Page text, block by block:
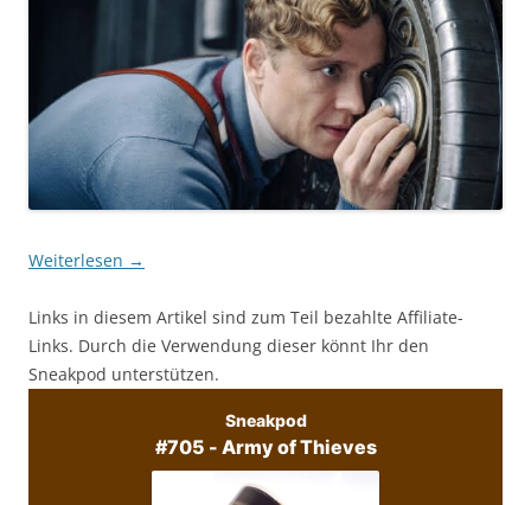
Weiterlesen →
Links in diesem Artikel sind zum Teil bezahlte Affiliate-
Links. Durch die Verwendung dieser könnt Ihr den
Sneakpod unterstützen.